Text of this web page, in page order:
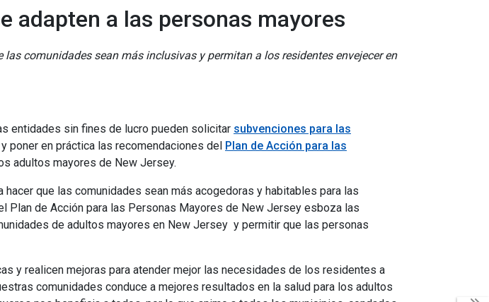
adapten a las personas mayores
comunidades sean más inclusivas y permitan a los residentes envejecer en
entidades sin fines de lucro pueden solicitar subvenciones para las
poner en práctica las recomendaciones del Plan de Acción para las
adultos mayores de New Jersey.
que las comunidades sean más acogedoras y habitables para las
Plan de Acción para las Personas Mayores de New Jersey esboza las
de adultos mayores en New Jersey y permitir que las personas
y realicen mejoras para atender mejor las necesidades de los residentes a
comunidades conduce a mejores resultados en la salud para los adultos